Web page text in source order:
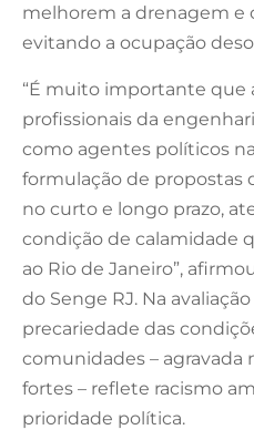
melhorem a drenagem e
evitando a ocupação
“É muito importante que
profissionais da
como agentes políticos
formulação de propostas
no curto e longo prazo,
condição de calamidade
ao Rio de Janeiro”,
do Senge RJ. Na
precariedade das
comunidades – agravada
fortes – reflete racismo
prioridade política.